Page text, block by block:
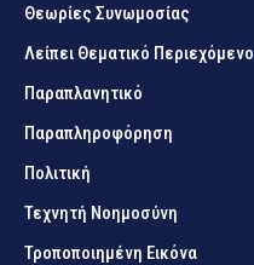
Θεωρίες Συνωμοσίας
Λείπει Θεματικό Περιεχόμενο
Παραπλανητικό
Παραπληροφόρηση
Πολιτική
Τεχνητή Νοημοσύνη
Τροποποιημένη Εικόνα